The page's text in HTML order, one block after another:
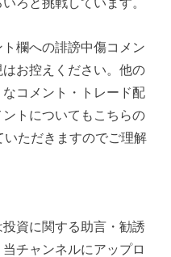
欄への誹謗中傷コメン
お控えください。他の
コメント・トレード配
トについてもこちらの
ただきますのでご理解
資に関する助言・勧誘
チャンネルにアップロ